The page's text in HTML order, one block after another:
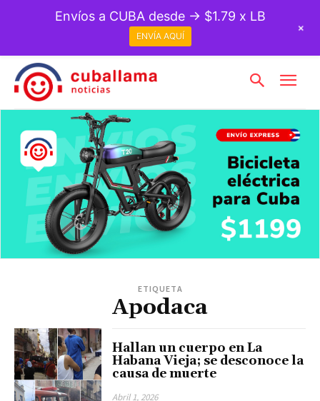
ETIQUETA
Apodaca
Hallan un cuerpo en La
Habana Vieja; se desconoce la
causa de muerte
Abril 1, 2026
Envíos a CUBA desde → $1.79 x LB
ENVÍA AQUÍ
+